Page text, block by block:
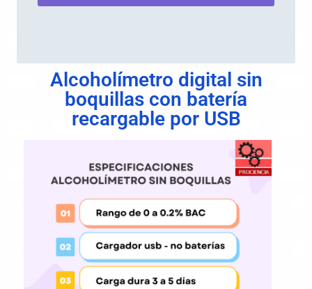
Alcoholímetro digital sin
boquillas con batería
recargable por USB